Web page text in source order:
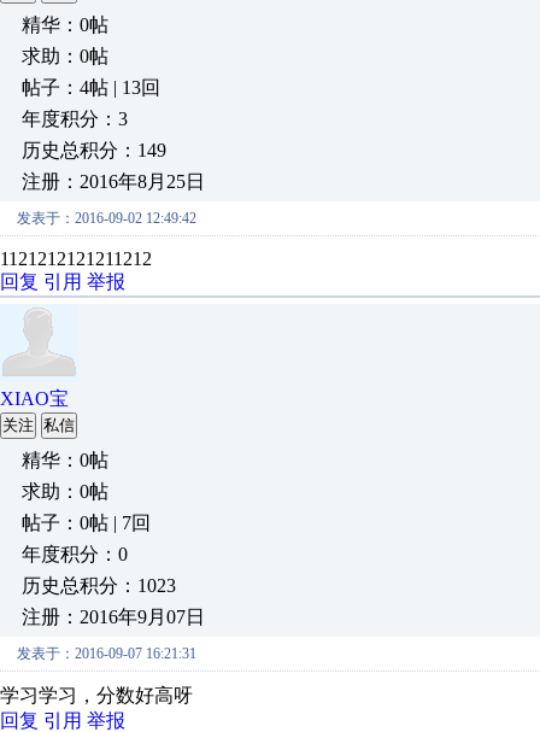
精华：0帖
求助：0帖
帖子：4帖 | 13回
年度积分：3
历史总积分：149
注册：2016年8月25日
发表于：2016-09-02 12:49:42
1121212121211212
回复 引用 举报
XIAO宝
关注 私信
精华：0帖
求助：0帖
帖子：0帖 | 7回
年度积分：0
历史总积分：1023
注册：2016年9月07日
发表于：2016-09-07 16:21:31
学习学习，分数好高呀
回复 引用 举报